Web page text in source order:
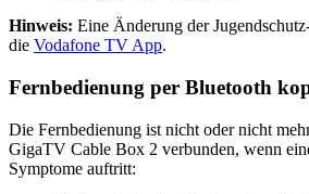
Hinweis: Eine Änderung der
die Vodafone TV App.
Fernbedienung per Bluetooth
Die Fernbedienung ist nicht oder nicht
GigaTV Cable Box 2 verbunden, wenn
Symptome auftritt: